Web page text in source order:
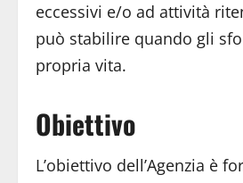
eccessivi e/o ad attività
può stabilire quando gli
propria vita.
Obiettivo
L’obiettivo dell’Agenzia è